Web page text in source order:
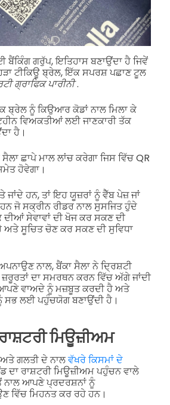
ਬੈਂਕਿੰਗ ਗਰੁੱਪ, ਇਤਿਹਾਸ ਬਣਾਉਂਦਾ ਹੈ ਜਿਵੇਂ
ਟੀਕਿਊ ਬ੍ਰੇਲ, ਇੱਕ ਸਪਰਸ਼ ਪਛਾਣ ਟੂਲ
ਗ੍ਰਾਫਿਕ ਪਾਰੀਨੀ.
ਬ੍ਰੇਲ ਨੂੰ ਕਿਉਆਰ ਕੋਡਾਂ ਨਾਲ ਮਿਲਾ ਕੇ
ਵਿਅਕਤੀਆਂ ਲਈ ਜਾਣਕਾਰੀ ਤੱਕ
ਹੈ।
ਛਾਪੇ ਮਾਲ ਲਾਂਚ ਕਰੇਗਾ ਜਿਸ ਵਿੱਚ QR
ਹੋਵੇਗਾ।
ਹਨ, ਤਾਂ ਇਹ ਯੂਜ਼ਰਾਂ ਨੂੰ ਵੈੱਬ ਪੇਜ਼ ਜਾਂ
ਜੋ ਸਕ੍ਰੀਨ ਰੀਡਰ ਨਾਲ ਸੁਸਜਿਤ ਹੁੰਦੇ
ਦੀਆਂ ਸੇਵਾਵਾਂ ਦੀ ਖੋਜ ਕਰ ਸਕਣ ਦੀ
ਅਤੇ ਸੂਚਿਤ ਚੋਣ ਕਰ ਸਕਣ ਦੀ ਸੁਵਿਧਾ
ਨਾਲ, ਬੈਂਕਾ ਸੈਲਾ ਨੇ ਦ੍ਰਿਸ਼ਟੀ
ਦਾ ਸਮਰਥਨ ਕਰਨ ਵਿੱਚ ਅੱਗੇ ਜਾਂਦੀ
ਵਾਅਦੇ ਨੂੰ ਮਜ਼ਬੂਤ ਕਰਦੀ ਹੈ ਅਤੇ
ਲਈ ਪਹੁੰਚਯੋਗ ਬਣਾਉਂਦੀ ਹੈ।
ਮਿਊਜ਼ੀਅਮ
ਗਲਤੀ ਦੇ ਨਾਲਵੱਖਰੇ ਕਿਸਮਾਂ ਦੇ
ਦਾ ਰਾਸ਼ਟਰੀ ਮਿਊਜ਼ੀਅਮ ਪਹੁੰਚਨ ਵਾਲੇ
ਆਪਣੇ ਪ੍ਰਦਰਸ਼ਨਾਂ ਨੂੰ
ਵਿੱਚ ਮਿਹਨਤ ਕਰ ਰਹੇ ਹਨ।